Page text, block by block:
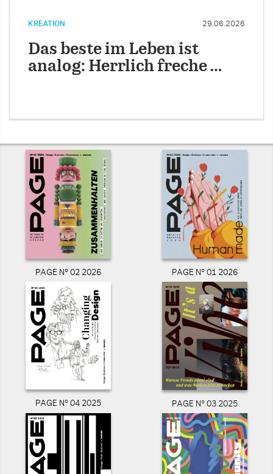
KREATION 29.06.2026
Das beste im Leben ist
analog: Herrlich freche …
PAGE N° 02 2026 PAGE N° 01 2026
PAGE N° 04 2025 PAGE N° 03 2025